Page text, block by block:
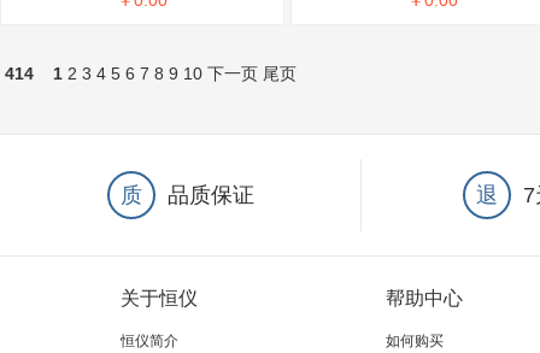
414 1 2 3 4 5 6 7 8 9 10 下一页 尾页
质 品质保证 退
关于恒仪
恒仪简介
帮助中心
如何购买